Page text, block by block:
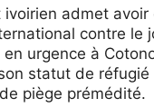
ivoirien admet avoir
contre le
urgence à
statut de réfugié
piège prémédité.